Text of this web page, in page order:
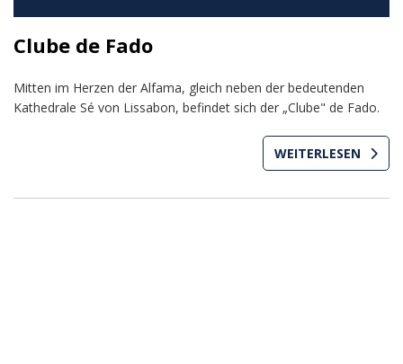
Clube de Fado
Mitten im Herzen der Alfama, gleich neben der bedeutenden
Kathedrale Sé von Lissabon, befindet sich der „Clube" de Fado.
WEITERLESEN